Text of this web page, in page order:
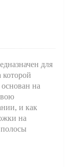
для
которой
на
и как
на